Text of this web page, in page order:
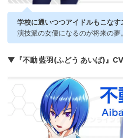
学校に通いつつアイドルもこなす
演技派の女優になるのが将来の夢。
▼『不動 藍羽(ふどう あいば)』